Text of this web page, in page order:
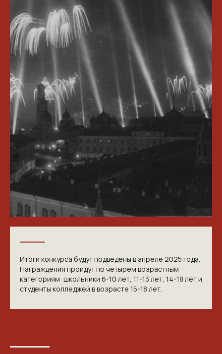
Итоги конкурса будут подведены в апреле 2025 года.
Награждения пройдут по четырем возрастным
категориям: школьники 6-10 лет, 11-13 лет, 14-18 лет и
студенты колледжей в возрасте 15-18 лет.
КОНТАКТЫ
ПРИГЛАШАЕМ ВАС
ПРИНЯТЬ УЧАСТИЕ В
ПРОЕКТЕ
VICTORYDAY80.RU